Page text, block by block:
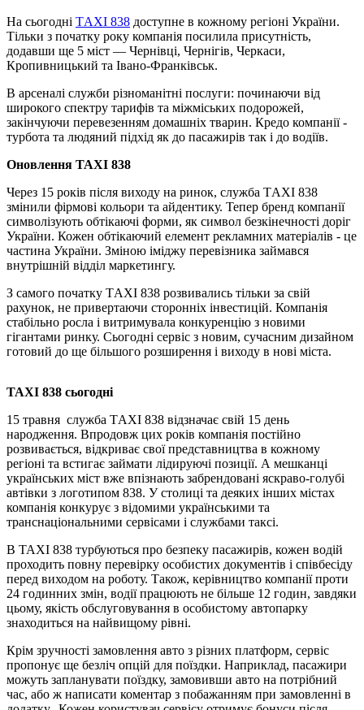
На сьогодні ТAXI 838 доступне в кожному регіоні України.
Тільки з початку року компанія посилила присутність,
додавши ще 5 міст — Чернівці, Чернігів, Черкаси,
Кропивницький та Івано-Франківськ.
В арсеналі служби різноманітні послуги: починаючи від
широкого спектру тарифів та міжміських подорожей,
закінчуючи перевезенням домашніх тварин. Кредо компанії -
турбота та людяний підхід як до пасажирів так і до водіїв.
Оновлення ТАХІ 838
Через 15 років після виходу на ринок, служба ТAXI 838
змінили фірмові кольори та айдентику. Тепер бренд компанії
символізують обтікаючі форми, як символ безкінечності доріг
України. Кожен обтікаючий елемент рекламних матеріалів - це
частина України. Зміною іміджу перевізника займався
внутрішній відділ маркетингу.
З самого початку ТAXI 838 розвивались тільки за свій
рахунок, не привертаючи сторонніх інвестицій. Компанія
стабільно росла і витримувала конкуренцію з новими
гігантами ринку. Сьогодні сервіс з новим, сучасним дизайном
готовий до ще більшого розширення і виходу в нові міста.
ТАХІ 838 сьогодні
15 травня служба ТAXI 838 відзначає свій 15 день
народження. Впродовж цих років компанія постійно
розвивається, відкриває свої представництва в кожному
регіоні та встигає займати лідируючі позиції. А мешканці
українських міст вже впізнають забрендовані яскраво-голубі
автівки з логотипом 838. У столиці та деяких інших містах
компанія конкурує з відомими українськими та
транснаціональними сервісами і службами таксі.
В ТАХІ 838 турбуються про безпеку пасажирів, кожен водій
проходить повну перевірку особистих документів і співбесіду
перед виходом на роботу. Також, керівництво компанії проти
24 годинних змін, водії працюють не більше 12 годин, завдяки
цьому, якість обслуговування в особистому автопарку
знаходиться на найвищому рівні.
Крім зручності замовлення авто з різних платформ, сервіс
пропонує ще безліч опцій для поїздки. Наприклад, пасажири
можуть запланувати поїздку, замовивши авто на потрібний
час, або ж написати коментар з побажанням при замовленні в